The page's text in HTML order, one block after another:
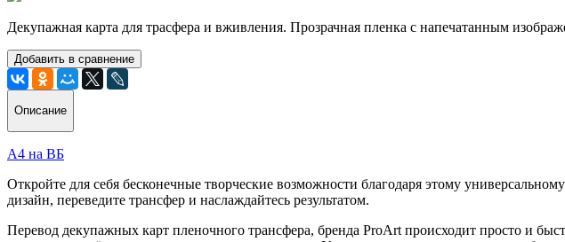
Декупажная карта для трасфера и вживления. Прозрачная пленка с напечатанным
Добавить в сравнение
Описание
А4 на ВБ
Откройте для себя бесконечные творческие возможности благодаря этому
дизайн, переведите трансфер и наслаждайтесь результатом.
Перевод декупажных карт пленочного трансфера, бренда ProArt происходит просто и